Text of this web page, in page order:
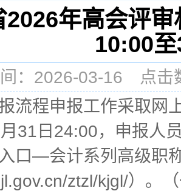
2026年高会评
10:00
间：2026-03-16 点
流程申报工作采取网
31日24:00，申报人
口—会计系列高级职
ztzl/kjgl/）。